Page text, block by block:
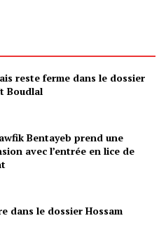
reste ferme dans le dossier
Boudlal
Bentayeb prend une
avec l’entrée en lice de
dans le dossier Hossam